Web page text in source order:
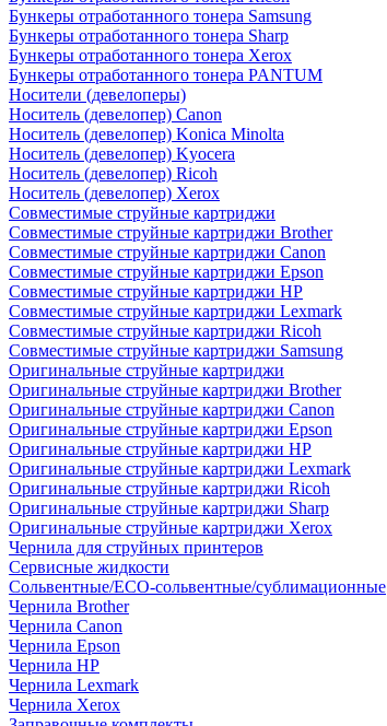
Бункеры отработанного тонера Samsung
Бункеры отработанного тонера Sharp
Бункеры отработанного тонера Xerox
Бункеры отработанного тонера PANTUM
Носители (девелоперы)
Носитель (девелопер) Canon
Носитель (девелопер) Konica Minolta
Носитель (девелопер) Kyocera
Носитель (девелопер) Ricoh
Носитель (девелопер) Xerox
Совместимые струйные картриджи
Совместимые струйные картриджи Brother
Совместимые струйные картриджи Canon
Совместимые струйные картриджи Epson
Совместимые струйные картриджи HP
Совместимые струйные картриджи Lexmark
Совместимые струйные картриджи Ricoh
Совместимые струйные картриджи Samsung
Оригинальные струйные картриджи
Оригинальные струйные картриджи Brother
Оригинальные струйные картриджи Canon
Оригинальные струйные картриджи Epson
Оригинальные струйные картриджи HP
Оригинальные струйные картриджи Lexmark
Оригинальные струйные картриджи Ricoh
Оригинальные струйные картриджи Sharp
Оригинальные струйные картриджи Xerox
Чернила для струйных принтеров
Сервисные жидкости
Сольвентные/ECO-сольвентные/сублимационные
Чернила Brother
Чернила Canon
Чернила Epson
Чернила HP
Чернила Lexmark
Чернила Xerox